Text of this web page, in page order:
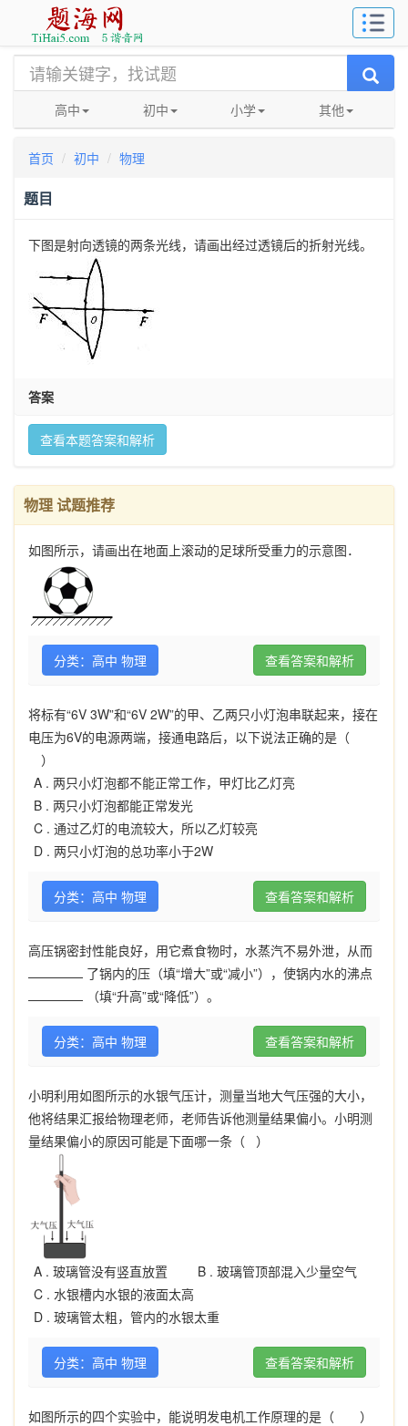
高中 初中 小学 其他
首页 初中 物理
题目
下图是射向透镜的两条光线，请画出经过透镜后的折射光线。
答案
查看本题答案和解析
物理 试题推荐
如图所示，请画出在地面上滚动的足球所受重力的示意图．
分类：高中 物理 查看答案和解析
将标有“6V 3W”和“6V 2W”的甲、乙两只小灯泡串联起来，接在
电压为6V的电源两端，接通电路后，以下说法正确的是（
）
A . 两只小灯泡都不能正常工作，甲灯比乙灯亮
B . 两只小灯泡都能正常发光
C . 通过乙灯的电流较大，所以乙灯较亮
D . 两只小灯泡的总功率小于2W
分类：高中 物理 查看答案和解析
高压锅密封性能良好，用它煮食物时，水蒸汽不易外泄，从而
了锅内的压（填“增大”或“减小”），使锅内水的沸点
（填“升高”或“降低”）。
分类：高中 物理 查看答案和解析
小明利用如图所示的水银气压计，测量当地大气压强的大小，
他将结果汇报给物理老师，老师告诉他测量结果偏小。小明测
量结果偏小的原因可能是下面哪一条（ ）
A . 玻璃管没有竖直放置 B . 玻璃管顶部混入少量空气
C . 水银槽内水银的液面太高
D . 玻璃管太粗，管内的水银太重
分类：高中 物理 查看答案和解析
如图所示的四个实验中，能说明发电机工作原理的是（ ）